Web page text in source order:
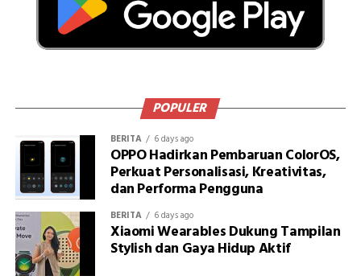
POPULER
BERITA 6 days ago
OPPO Hadirkan Pembaruan ColorOS,
Perkuat Personalisasi, Kreativitas,
dan Performa Pengguna
BERITA 6 days ago
Xiaomi Wearables Dukung Tampilan
Stylish dan Gaya Hidup Aktif